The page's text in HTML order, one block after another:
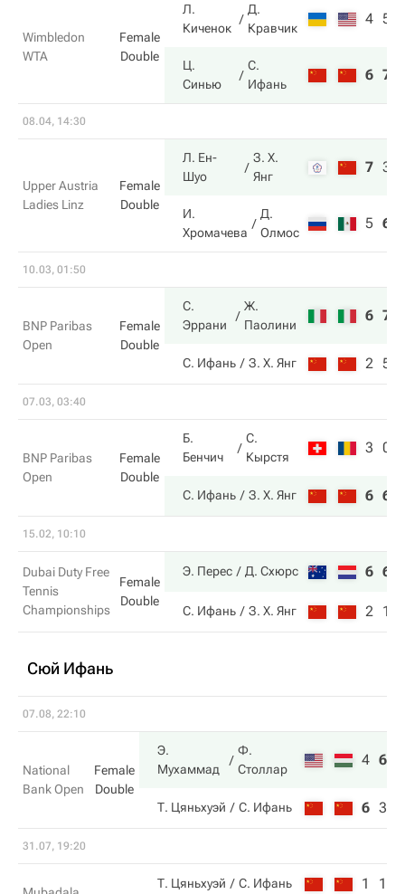
Wimbledon
WTA
Female
Double
Л.
Киченок
Д.
Кравчик
4 5
Ц.
Синью
С.
Ифань
6 7
08.04, 14:30
Upper Austria
Ladies Linz
Female
Double
Л. Ен-
Шуо
З. Х.
Янг
7 3
И.
Хромачева
Д.
Олмос
5 6
10.03, 01:50
BNP Paribas
Open
Female
Double
С.
Эррани
Ж.
Паолини
6 7
С. Ифань З. Х. Янг 2 5
07.03, 03:40
BNP Paribas
Open
Female
Double
Б.
Бенчич
С.
Кырстя
3 0
С. Ифань З. Х. Янг 6 6
15.02, 10:10
Dubai Duty Free
Tennis
Championships
Female
Double
Э. Перес Д. Схюрс 6 6
С. Ифань З. Х. Янг 2 1
Сюй Ифань
07.08, 22:10
National
Bank Open
Female
Double
Э.
Мухаммад
Ф.
Столлар
4 6
Т. Цяньхуэй С. Ифань 6 3
31.07, 19:20
Т. Цяньхуэй С. Ифань 1 1